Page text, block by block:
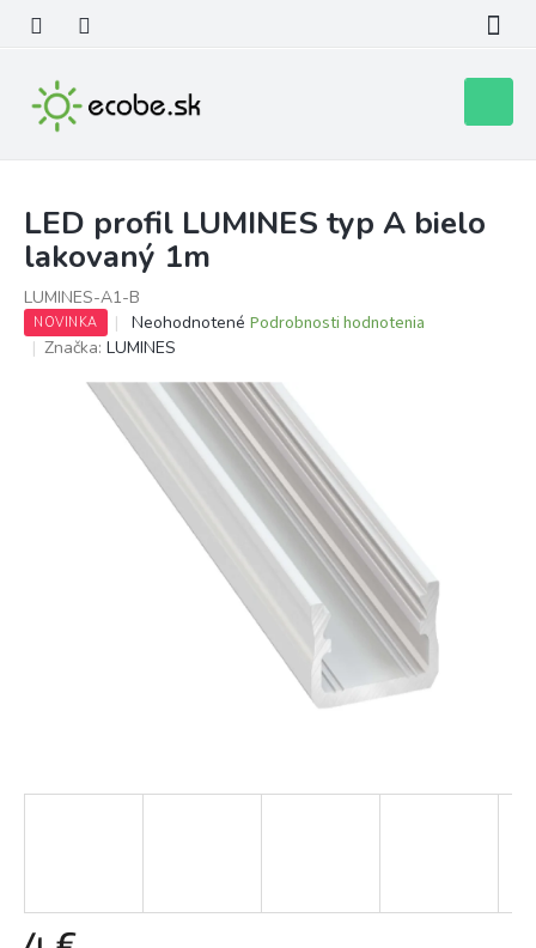
obsah
košík
LED profil LUMINES typ A bielo
lakovaný 1m
LUMINES-A1-B
NOVINKA
Priemerné
hodnotenie
je
5
hviezdičiek.
Neohodnotené Podrobnosti hodnotenia
Značka: LUMINES